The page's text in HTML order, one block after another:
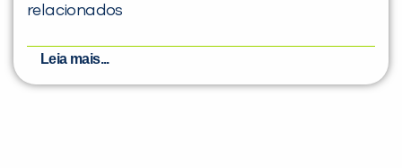
relacionados
Leia mais...